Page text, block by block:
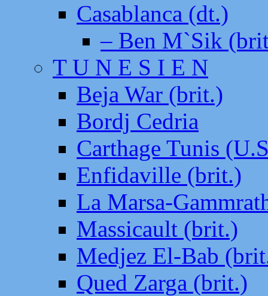
Casablanca (dt.)
– Ben M`Sik
T U N E S I E N
Beja War (brit.)
Bordj Cedria
Carthage Tunis
Enfidaville (brit.)
La Marsa-
Massicault (brit.)
Medjez El-Bab
Qued Zarga (brit.)